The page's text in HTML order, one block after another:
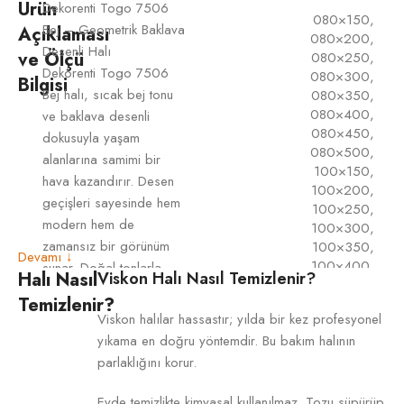
Ürün
Açıklaması
ve Ölçü
Bilgisi
Dekorenti Togo 7506
Bej – Geometrik Baklava
Desenli Halı
Dekorenti Togo 7506
Bej halı, sıcak bej tonu
ve baklava desenli
dokusuyla yaşam
alanlarına samimi bir
hava kazandırır. Desen
geçişleri sayesinde hem
modern hem de
zamansız bir görünüm
sunar. Doğal tonlarla
dekore edilen alanlarda
oldukça uyumlu bir
tamamlayıcıdır.
Togo 7506, polip
iplikten üretilen bu
model, 4 mm hav
ÜRÜN
080×150,
080×200,
080×250,
080×300,
080×350,
080×400,
080×450,
080×500,
100×150,
100×200,
100×250,
100×300,
100×350,
100×400
100×450
120×180,
120×200
120×350,
Devamı ↓
Halı Nasıl
Temizlenir?
Viskon Halı Nasıl Temizlenir?
Viskon halılar hassastır; yılda bir kez profesyonel
yıkama en doğru yöntemdir. Bu bakım halının
parlaklığını korur.